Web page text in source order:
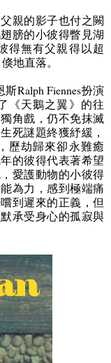
親的影子也付之闕
膀的小彼得瞥見湖
得無有父親得以超
倏地直落。
斯Ralph Fiennes扮演
《天鵝之翼》的往
角戲，仍不免抹滅
死謎題終獲紓緩，
歷劫歸來卻永難癒
的彼得代表著希望
愛護動物的小彼得
為力，感到極端痛
到遲來的正義，但
承受身心的孤寂與